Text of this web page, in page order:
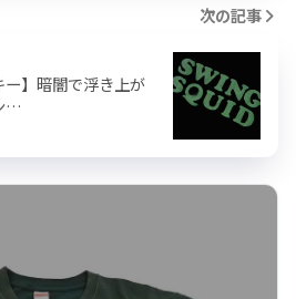
次の記事
ー】暗闇で浮き上が
…